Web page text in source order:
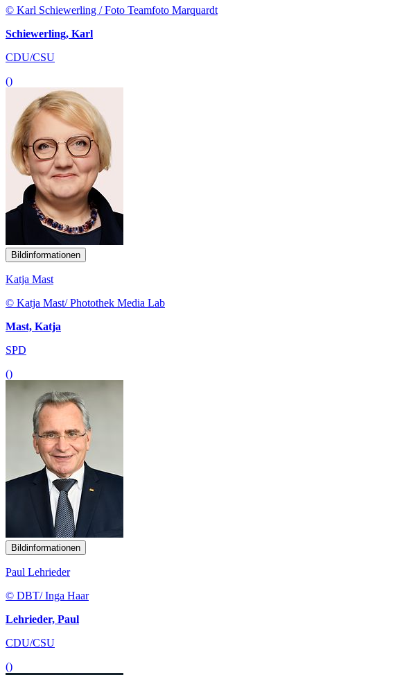
© Karl Schiewerling / Foto Teamfoto Marquardt
Schiewerling, Karl
CDU/CSU
()
Bildinformationen
Katja Mast
© Katja Mast/ Photothek Media Lab
Mast, Katja
SPD
()
Bildinformationen
Paul Lehrieder
© DBT/ Inga Haar
Lehrieder, Paul
CDU/CSU
()